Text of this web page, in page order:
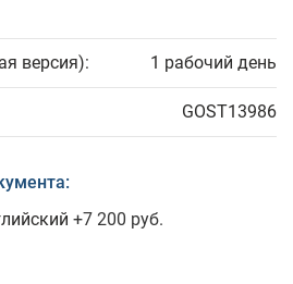
версия): 1 рабочий день
GOST13986
+7 200 руб.